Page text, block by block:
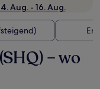
Aug. - 16. Aug.
– wo